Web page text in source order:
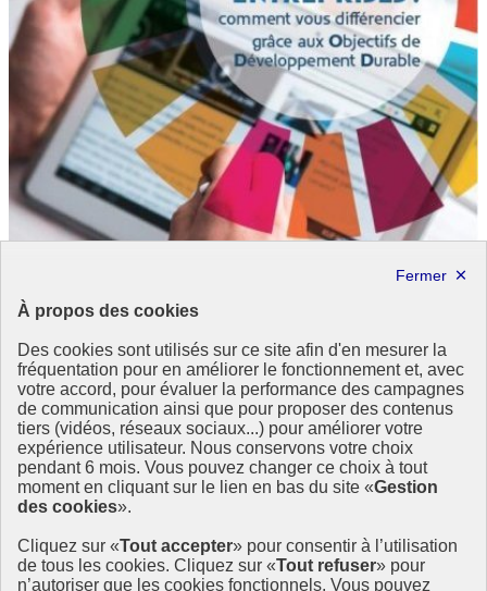
À propos des cookies
Des cookies sont utilisés sur ce site afin d'en mesurer la
fréquentation pour en améliorer le fonctionnement et, avec
votre accord, pour évaluer la performance des campagnes
de communication ainsi que pour proposer des contenus
tiers (vidéos, réseaux sociaux...) pour améliorer votre
expérience utilisateur. Nous conservons votre choix
pendant 6 mois. Vous pouvez changer ce choix à tout
moment en cliquant sur le lien en bas du site «Gestion
des cookies».
Cliquez sur «Tout accepter» pour consentir à l’utilisation
de tous les cookies. Cliquez sur «Tout refuser» pour
n’autoriser que les cookies fonctionnels. Vous pouvez
Les solutions pour réduire l’impact de l’industrie de
la mode !
Manon Quinti, blogueuse de Happy new green nous rappelle que la
mode, c’est avant tout une industrie avec de multiples étapes. Les
Objectifs de développement durable (ODD) peuvent intervenir à de
nombreuses phases de cette chaîne.
Ainsi, les (…)
30 septembre 2019 - En France